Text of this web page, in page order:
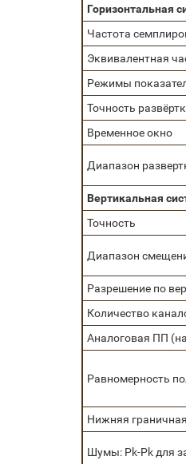
Горизонтальная
Частота
Эквивалентная
Режимы
Точность
Временное окно
Диапазон
Вертикальная
Точность
Диапазон
Разрешение по
Количество
Аналоговая ПП
Равномерность
Нижняя
Шумы: Pk-Pk для